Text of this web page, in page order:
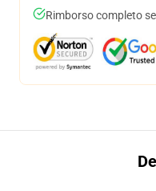
Rimborso completo